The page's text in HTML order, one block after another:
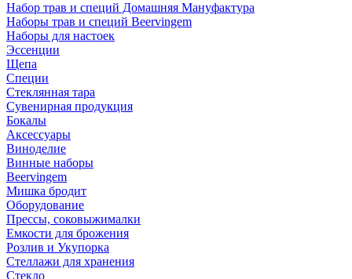
Набор трав и специй Домашняя Мануфактура
Наборы трав и специй Beervingem
Наборы для настоек
Эссенции
Щепа
Специи
Стеклянная тара
Сувенирная продукция
Бокалы
Аксессуары
Виноделие
Винные наборы
Beervingem
Мишка бродит
Оборудование
Прессы, соковыжималки
Емкости для брожения
Розлив и Укупорка
Стеллажи для хранения
Стекло